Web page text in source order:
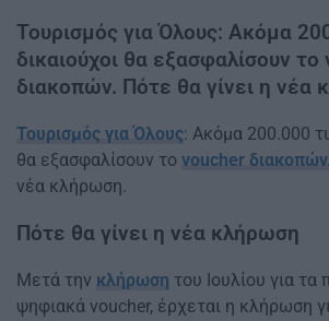
Τουρισμός για Όλους: Ακόμα
δικαιούχοι θα εξασφαλίσουν
διακοπών. Πότε θα γίνει η νέα
Τουρισμός για Όλους: Ακόμα 200.000
θα εξασφαλίσουν το voucher διακοπών.
νέα κλήρωση.
Πότε θα γίνει η νέα κλήρωση
Μετά την κλήρωση του Ιουλίου για
ψηφιακά voucher, έρχεται η κλήρωση